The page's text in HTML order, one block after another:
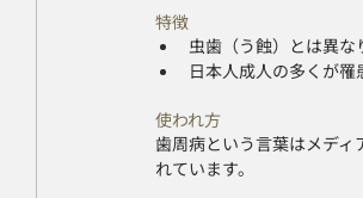
特徴
虫歯（う蝕）とは異
日本人成人の多くが
使われ方
歯周病という言葉はメデ
れています。